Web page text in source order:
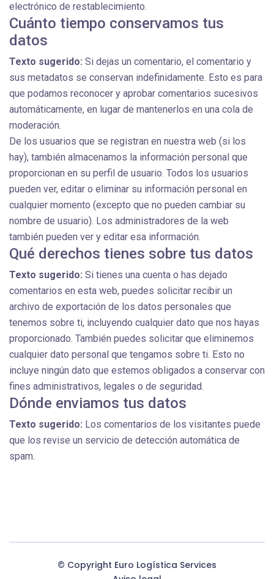
electrónico de restablecimiento.
Cuánto tiempo conservamos tus
datos
Texto sugerido: Si dejas un comentario, el comentario y
sus metadatos se conservan indefinidamente. Esto es para
que podamos reconocer y aprobar comentarios sucesivos
automáticamente, en lugar de mantenerlos en una cola de
moderación.
De los usuarios que se registran en nuestra web (si los
hay), también almacenamos la información personal que
proporcionan en su perfil de usuario. Todos los usuarios
pueden ver, editar o eliminar su información personal en
cualquier momento (excepto que no pueden cambiar su
nombre de usuario). Los administradores de la web
también pueden ver y editar esa información.
Qué derechos tienes sobre tus datos
Texto sugerido: Si tienes una cuenta o has dejado
comentarios en esta web, puedes solicitar recibir un
archivo de exportación de los datos personales que
tenemos sobre ti, incluyendo cualquier dato que nos hayas
proporcionado. También puedes solicitar que eliminemos
cualquier dato personal que tengamos sobre ti. Esto no
incluye ningún dato que estemos obligados a conservar con
fines administrativos, legales o de seguridad.
Dónde enviamos tus datos
Texto sugerido: Los comentarios de los visitantes puede
que los revise un servicio de detección automática de
spam.
© Copyright Euro Logística Services